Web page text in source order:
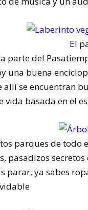
El
parte del
una buena
allí se encuentran
vida basada en el
parques de todo
pasadizos
parar, ya sabes